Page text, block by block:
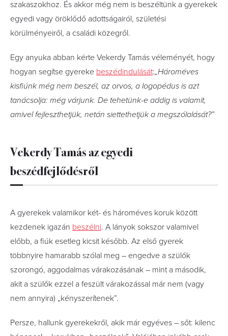
szakaszokhoz. És akkor még nem is beszéltünk a gyerekek
egyedi vagy öröklődő adottságairól, születési
körülményeiről, a családi közegről.
Egy anyuka abban kérte Vekerdy Tamás véleményét, hogy
hogyan segítse gyereke beszédindulását:„Hároméves
kisfiúnk még nem beszél, az orvos, a logopédus is azt
tanácsolja: még várjunk. De tehetünk-e addig is valamit,
amivel fejleszthetjük, netán siettethetjük a megszólalását?”
Vekerdy Tamás az egyedi
beszédfejlődésről
A gyerekek valamikor két- és hároméves koruk között
kezdenek igazán beszélni. A lányok sokszor valamivel
előbb, a fiúk esetleg kicsit később. Az első gyerek
többnyire hamarabb szólal meg – engedve a szülők
szorongó, aggodalmas várakozásának – mint a második,
akit a szülők ezzel a feszült várakozással már nem (vagy
nem annyira) „kényszerítenek”.
Persze, hallunk gyerekekről, akik már egyéves – sőt: kilenc